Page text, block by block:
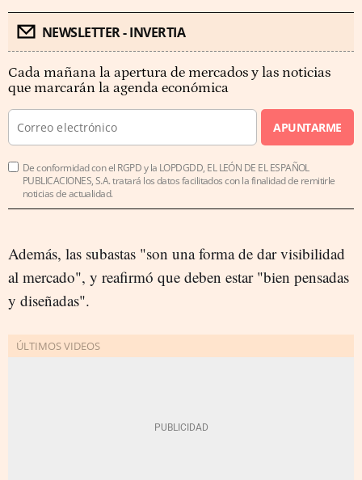
NEWSLETTER - INVERTIA
Cada mañana la apertura de mercados y las noticias
que marcarán la agenda económica
APUNTARME
De conformidad con el RGPD y la LOPDGDD, EL LEÓN DE EL ESPAÑOL
PUBLICACIONES, S.A. tratará los datos facilitados con la finalidad de remitirle
noticias de actualidad.
Además, las subastas "son una forma de dar visibilidad
al mercado", y reafirmó que deben estar "bien pensadas
y diseñadas".